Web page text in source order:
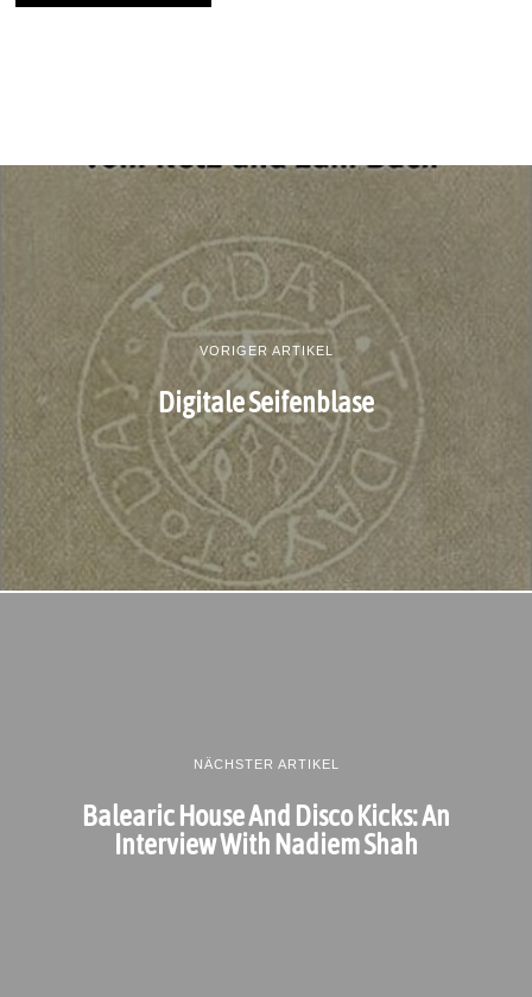
VORIGER ARTIKEL
Digitale Seifenblase
NÄCHSTER ARTIKEL
Balearic House And Disco Kicks: An
Interview With Nadiem Shah